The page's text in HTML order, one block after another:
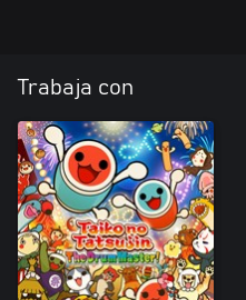
Trabaja con